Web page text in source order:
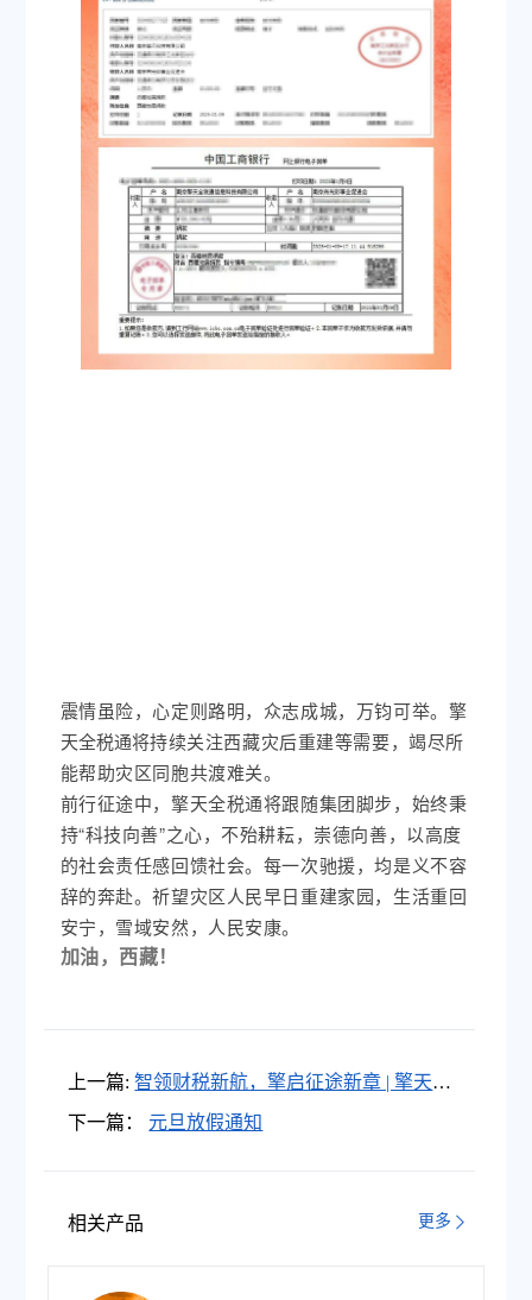
震情虽险，心定则路明，众志成城，万钧可举。
擎
天全税通将持续关注西藏灾后重建等需要，竭尽所
能帮助灾区同胞共渡难关。
前行征途中，擎天全税通将跟随集团脚步，始终秉
持“科技向善”之心，
不殆耕耘，崇德向善，以高度
的社会责任感回馈社会。每一次驰援，均是义不容
辞的奔赴。祈望灾区人民早日重建家园，生活重回
安宁，雪域安然，人民安康。
加油，西藏！
上一篇: 智领财税新航，擎启征途新章 | 擎天全
税通2024总结表彰大会暨2025迎新运动会激情
下一篇： 元旦放假通知
相关产品 更多